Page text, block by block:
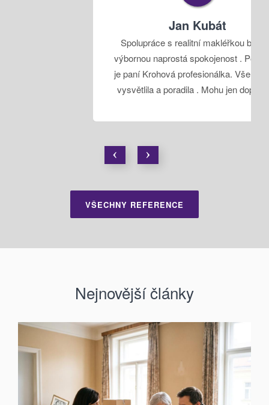
Spolupráce s realitní makléřkou byla na
výbornou naprostá spokojenost . Podle mě
je paní Krohová profesionálka. Vše vyřídila
vysvětlila a poradila . Mohu jen doporučit.
VŠECHNY REFERENCE
Nejnovější články